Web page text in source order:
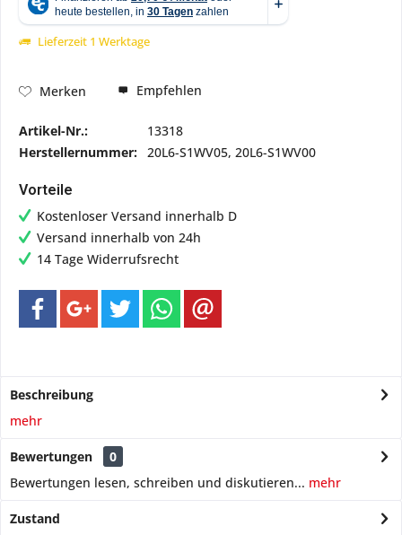
Lieferzeit 1 Werktage
Merken Empfehlen
Artikel-Nr.:
13318
Herstellernummer: 20L6-S1WV05, 20L6-S1WV00
Vorteile
Kostenloser Versand innerhalb D
Versand innerhalb von 24h
14 Tage Widerrufsrecht
Beschreibung
mehr
Bewertungen
0
Bewertungen lesen, schreiben und diskutieren... mehr
Zustand